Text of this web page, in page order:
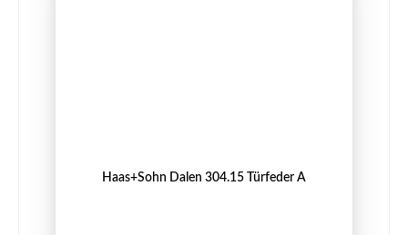
Haas+Sohn Dalen 304.15 Türfeder A